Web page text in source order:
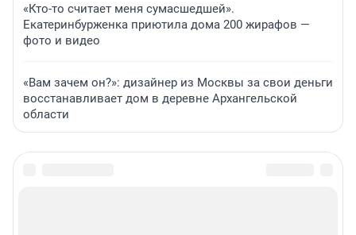
«Кто-то считает меня сумасшедшей».
Екатеринбурженка приютила дома 200 жирафов —
фото и видео
«Вам зачем он?»: дизайнер из Москвы за свои деньги
восстанавливает дом в деревне Архангельской
области